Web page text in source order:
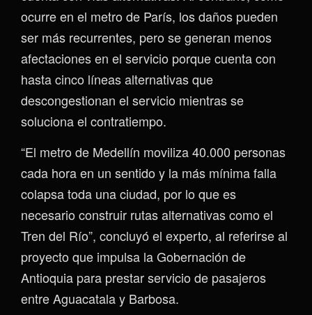
ocurre en el metro de París, los daños pueden
ser más recurrentes, pero se generan menos
afectaciones en el servicio porque cuenta con
hasta cinco líneas alternativas que
descongestionan el servicio mientras se
soluciona el contratiempo.
“El metro de Medellín moviliza 40.000 personas
cada hora en un sentido y la más mínima falla
colapsa toda una ciudad, por lo que es
necesario construir rutas alternativas como el
Tren del Río”, concluyó el experto, al referirse al
proyecto que impulsa la Gobernación de
Antioquia para prestar servicio de pasajeros
entre Aguacatala y Barbosa.